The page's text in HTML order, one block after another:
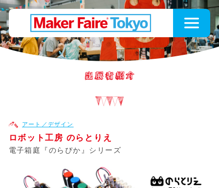
アート／デザイン
ロボット工房 のらとりえ
電子箱庭『のらぴか』シリーズ